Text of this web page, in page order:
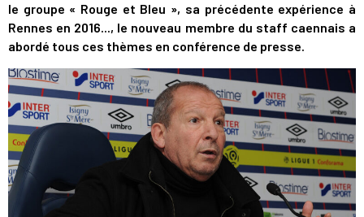
le groupe « Rouge et Bleu », sa précédente expérience à
Rennes en 2016..., le nouveau membre du staff caennais a
abordé tous ces thèmes en conférence de presse.